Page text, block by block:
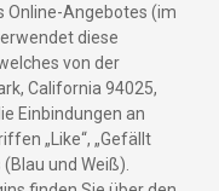
Online-Angebotes (im
diese
von der
California 94025,
Einbindungen an
„Like“, „Gefällt
und Weiß).